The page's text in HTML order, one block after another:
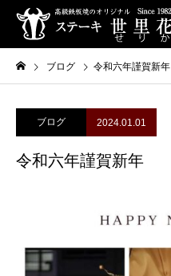
ブログ 令和六年謹賀新年
ブログ 2024.01.01
令和六年謹賀新年